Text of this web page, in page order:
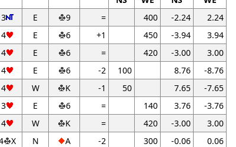
3 E 9 = 400 -2.24
2.24
4 E 6 +1 450 -3.94
3.94
4 E 6 = 420 -3.00
3.00
4 E 6 -2 100 8.76
-8.76
4 W K -1 50 7.65
-7.65
3 E 6 = 140 3.76
-3.76
4 W K = 420 -3.00
3.00
X N A -2 300 -0.06
0.06